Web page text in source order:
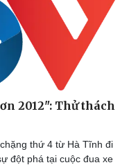
2012": Thử thách
thứ 4 từ Hà Tĩnh đi
đột phá tại cuộc đua xe